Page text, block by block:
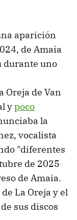
aparición
de Amaia
durante uno
Oreja de Van
ypoco
la
vocalista
"diferentes
de 2025
de Amaia.
La Oreja y el
sus discos